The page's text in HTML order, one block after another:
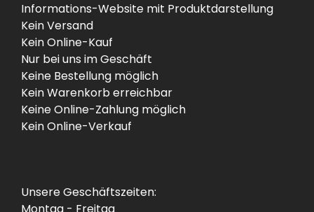
Informations-Website mit Produktdarstellung
Kein Versand
Kein Online-Kauf
Nur bei uns im Geschäft
Keine Bestellung möglich
Kein Warenkorb erreichbar
Keine Online-Zahlung möglich
Kein Online-Verkauf
Unsere Geschäftszeiten: